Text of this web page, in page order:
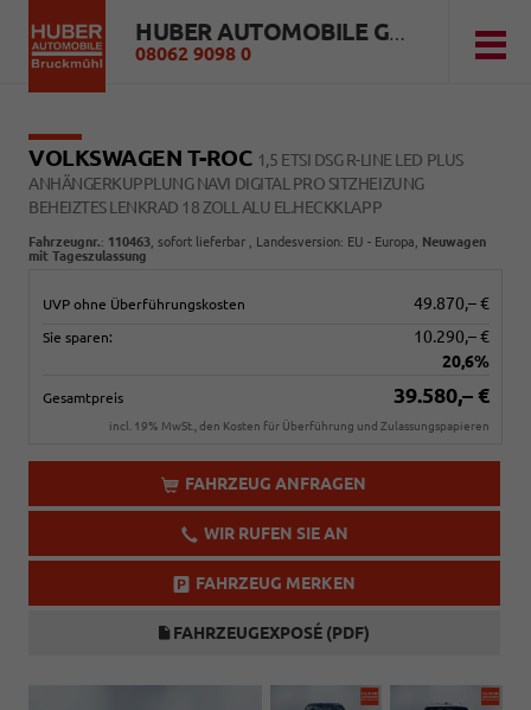
HUBER AUTOMOBILE GMBH
08062 9098 0
VOLKSWAGEN T-ROC 1,5 ETSI DSG R-LINE LED PLUS
ANHÄNGERKUPPLUNG NAVI DIGITAL PRO SITZHEIZUNG
BEHEIZTES LENKRAD 18 ZOLL ALU EL.HECKKLAPP
Fahrzeugnr.: 110463 sofort lieferbar , Landesversion: EU - Europa, Neuwagen
mit Tageszulassung
UVP ohne Überführungskosten 49.870,– €
Sie sparen:
10.290,– €
20,6%
Gesamtpreis 39.580,– €
incl. 19% MwSt., den Kosten für Überführung und Zulassungspapieren
FAHRZEUG ANFRAGEN
WIR RUFEN SIE AN
FAHRZEUG MERKEN
FAHRZEUGEXPOSÉ (PDF)